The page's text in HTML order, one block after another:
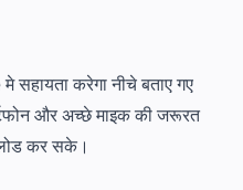
करेगा नीचे बताए गए
और अच्छे माइक की जरूरत
कर सके।